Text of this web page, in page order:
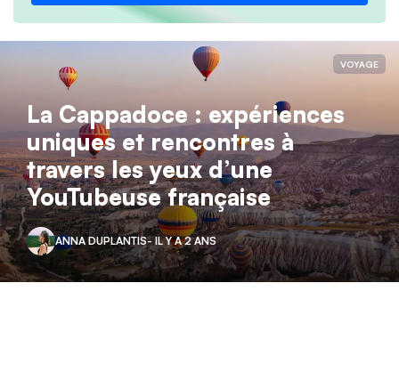
VOYAGE
La Cappadoce : expériences
uniques et rencontres à
travers les yeux d’une
YouTubeuse française
ANNA DUPLANTIS- IL Y A 2 ANS